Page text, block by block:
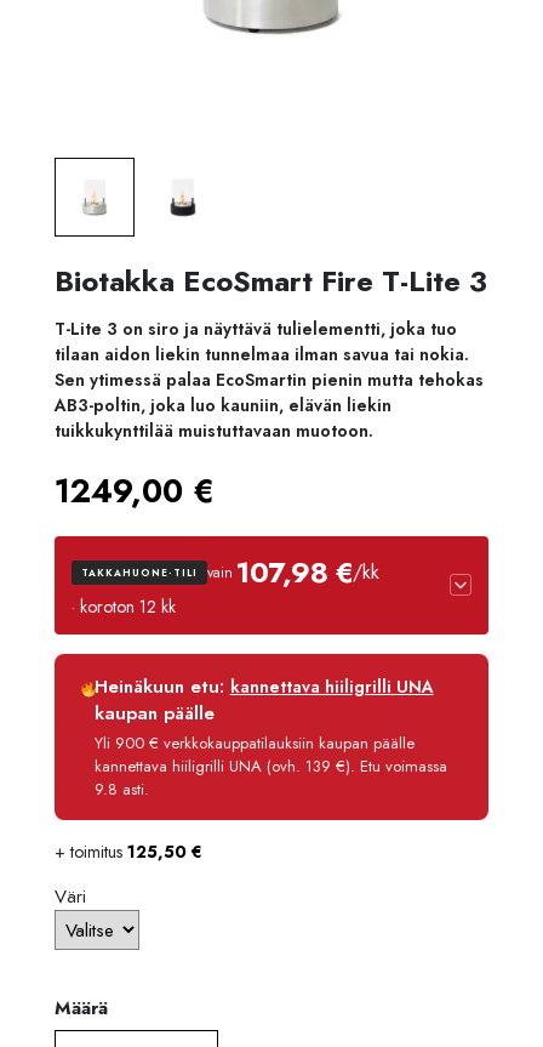
Biotakka EcoSmart Fire T-Lite 3
T-Lite 3 on siro ja näyttävä tulielementti, joka tuo
tilaan aidon liekin tunnelmaa ilman savua tai nokia.
Sen ytimessä palaa EcoSmartin pienin mutta tehokas
AB3-poltin, joka luo kauniin, elävän liekin
tuikkukynttilää muistuttavaan muotoon.
1249,00 €
TAKKAHUONE-TILI vain 107,98 €/kk
· koroton 12 kk
Luottoaika
12 kk
Korko
Käsittelymaksu
3,90 €/kk
Maksettava yhteensä
1 295,80 €
Heinäkuun etu: kannettava hiiligrilli UNA
kaupan päälle
Yli 900 € verkkokauppatilauksiin kaupan päälle
kannettava hiiligrilli UNA (ovh. 139 €). Etu voimassa
9.8 asti.
+ toimitus 125,50 €
Väri
Määrä
Määrä